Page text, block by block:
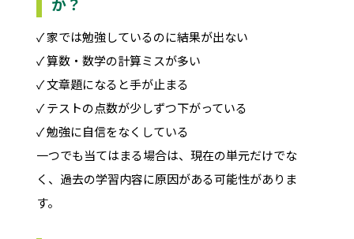
✓ 家では勉強しているのに結果が出ない
✓ 算数・数学の計算ミスが多い
✓ 文章題になると手が止まる
✓ テストの点数が少しずつ下がっている
✓ 勉強に自信をなくしている
一つでも当てはまる場合は、現在の単元だけでな
く、過去の学習内容に原因がある可能性がありま
す。